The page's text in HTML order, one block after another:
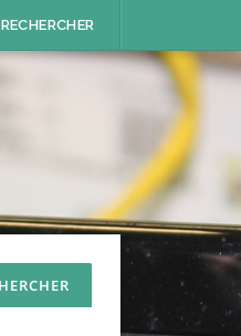
RECHERCHER